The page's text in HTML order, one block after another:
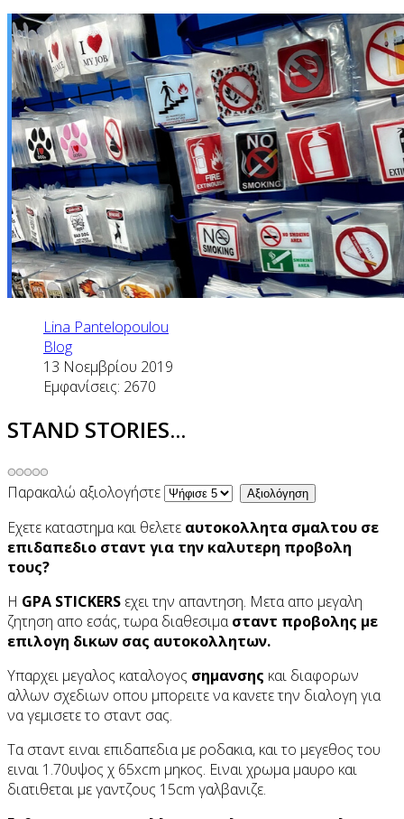
Lina Pantelopoulou
Blog
13 Νοεμβρίου 2019
Εμφανίσεις: 2670
STAND STORIES...
Παρακαλώ αξιολογήστε
Εχετε καταστημα και θελετε αυτοκολλητα σμαλτου σε
επιδαπεδιο σταντ για την καλυτερη προβολη
τους?
Η GPA STICKERS εχει την απαντηση. Μετα απο μεγαλη
ζητηση απο εσάς, τωρα διαθεσιμασταντ προβολης με
επιλογη δικων σας αυτοκολλητων.
Υπαρχει μεγαλος καταλογος σημανσης και διαφορων
αλλων σχεδιων οπου μπορειτε να κανετε την διαλογη για
να γεμισετε το σταντ σας.
Τα σταντ ειναι επιδαπεδια με ροδακια, και το μεγεθος του
ειναι 1.70υψος χ 65xcm μηκος. Ειναι χρωμα μαυρο και
διατιθεται με γαντζους 15cm γαλβανιζε.